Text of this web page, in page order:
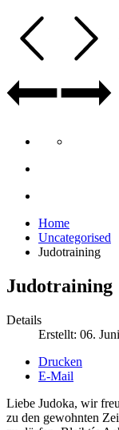
Home
Uncategorised
Judotraining
Judotraining
Details
Erstellt: 06.
Drucken
E-Mail
Liebe Judoka, wir
zu den gewohnten